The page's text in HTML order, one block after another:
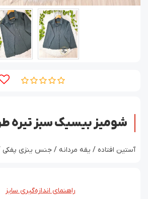
شومیز بیسیک سبز تیره
آستین افتاده / یقه مردانه / جنس ینزی پفکی
راهنمای اندازه‌گیری سایز